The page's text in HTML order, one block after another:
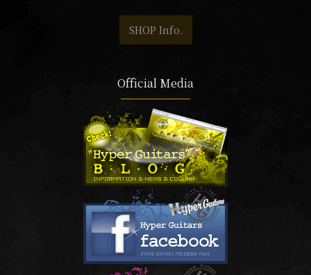
SHOP Info.
Official Media